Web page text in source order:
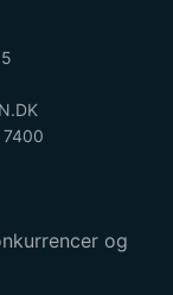
7400
og